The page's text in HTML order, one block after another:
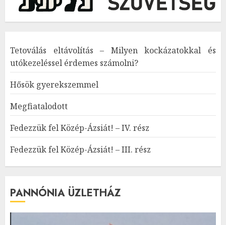
Tetoválás eltávolítás – Milyen kockázatokkal és
utókezeléssel érdemes számolni?
Hősök gyerekszemmel
Megfiatalodott
Fedezzük fel Közép-Ázsiát! – IV. rész
Fedezzük fel Közép-Ázsiát! – III. rész
PANNÓNIA ÜZLETHÁZ